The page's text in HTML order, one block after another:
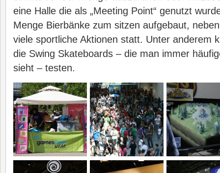
eine Halle die als „Meeting Point“ genutzt
Menge Bierbänke zum sitzen aufgebaut,
viele sportliche Aktionen statt. Unter anderem
die Swing Skateboards – die man immer
sieht – testen.